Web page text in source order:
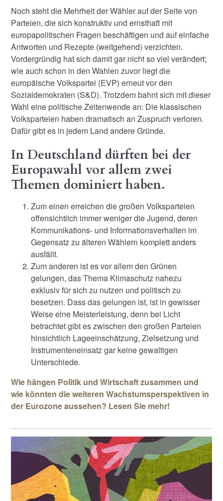
Noch steht die Mehrheit der Wähler auf der Seite von
Parteien, die sich konstruktiv und ernsthaft mit
europapolitischen Fragen beschäftigen und auf einfache
Antworten und Rezepte (weitgehend) verzichten.
Vordergründig hat sich damit gar nicht so viel verändert;
wie auch schon in den Wahlen zuvor liegt die
europäische Volkspartei (EVP) erneut vor den
Sozialdemokraten (S&D). Trotzdem bahnt sich mit dieser
Wahl eine politische Zeitenwende an: Die klassischen
Volksparteien haben dramatisch an Zuspruch verloren.
Dafür gibt es in jedem Land andere Gründe.
In Deutschland dürften bei der
Europawahl vor allem zwei
Themen dominiert haben.
Zum einen erreichen die großen Volksparteien
offensichtlich immer weniger die Jugend, deren
Kommunikations- und Informationsverhalten im
Gegensatz zu älteren Wählern komplett anders
ausfällt.
Zum anderen ist es vor allem den Grünen
gelungen, das Thema Klimaschutz nahezu
exklusiv für sich zu nutzen und politisch zu
besetzen. Dass das gelungen ist, ist in gewisser
Weise eine Meisterleistung, denn bei Licht
betrachtet gibt es zwischen den großen Parteien
hinsichtlich Lageeinschätzung, Zielsetzung und
Instrumenteneinsatz gar keine gewaltigen
Unterschiede.
Wie hängen Politik und Wirtschaft zusammen und
wie könnten die weiteren Wachstumsperspektiven in
der Eurozone aussehen? Lesen Sie mehr!